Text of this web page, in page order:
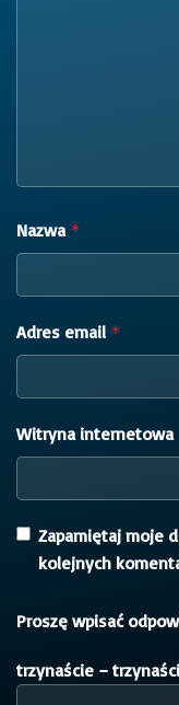
Nazwa *
Adres email *
Witryna internetowa
Zapamiętaj moje
kolejnych
Proszę wpisać
trzynaście −